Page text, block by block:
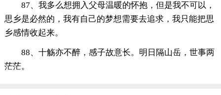
87、我多么想拥入父母温暖的怀抱，但是我不可以，
思乡是必然的，我有自己的梦想需要去追求，我只能把思
乡感情收起来。
88、十觞亦不醉，感子故意长。明日隔山岳，世事两
茫茫。